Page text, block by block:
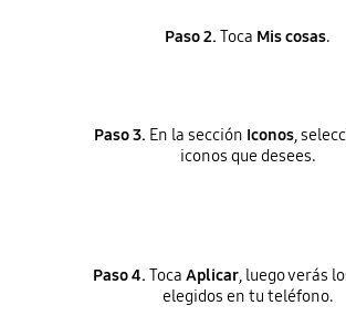
Paso 2. Toca Mis cosas.
Paso 3. En la sección Iconos,
iconos que desees.
Paso 4. Toca Aplicar, luego verás
elegidos en tu teléfono.